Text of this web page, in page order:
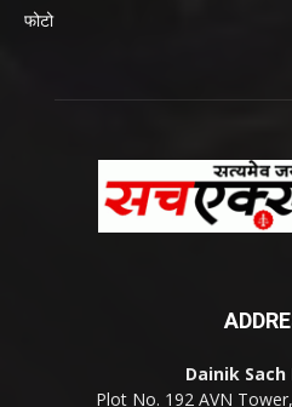
फोटो
Dainik Sach
Plot No. 192 AVN